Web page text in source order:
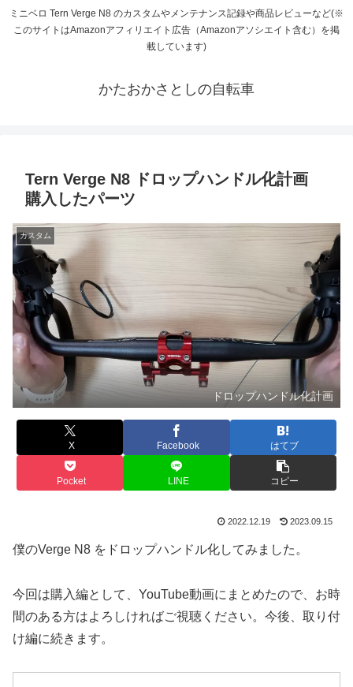
ミニベロ Tern Verge N8 のカスタムやメンテナンス記録や商品レビューなど(※
このサイトはAmazonアフィリエイト広告（Amazonアソシエイト含む）を掲
載しています)
かたおかさとしの自転車
Tern Verge N8 ドロップハンドル化計画
購入したパーツ
カスタム
ドロップハンドル化計画
X Facebook はてブ
Pocket LINE コピー
2022.12.19 2023.09.15
僕のVerge N8 をドロップハンドル化してみました。
今回は購入編として、YouTube動画にまとめたので、お時
間のある方はよろしければご視聴ください。今後、取り付
け編に続きます。